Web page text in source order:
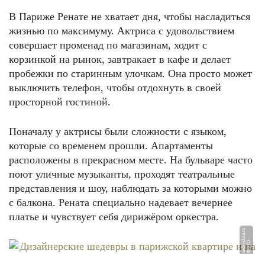
В Париже Ренате не хватает дня, чтобы насладиться
жизнью по максимуму. Актриса с удовольствием
совершает променад по магазинам, ходит с
корзинкой на рынок, завтракает в кафе и делает
пробежки по старинным улочкам. Она просто может
выключить телефон, чтобы отдохнуть в своей
просторной гостиной.
Поначалу у актрисы были сложности с языком,
которые со временем прошли. Апартаменты
расположены в прекрасном месте. На бульваре часто
поют уличные музыканты, проходят театральные
представления и шоу, наблюдать за которыми можно
с балкона. Рената специально надевает вечернее
платье и чувствует себя дирижёром оркестра.
Ф
О
Т
О:
n
e
d
vij
d
o
m.
r
u